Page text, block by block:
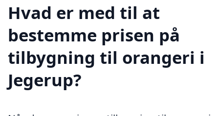
Hvad er med til at
bestemme prisen på
tilbygning til orangeri i
Jegerup?